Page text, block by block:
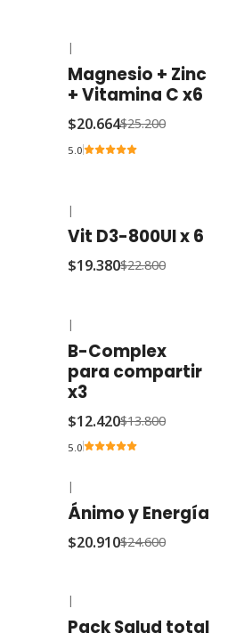
|
Magnesio + Zinc
+ Vitamina C x6
$20.664$25.200
5.0
|
Vit D3-800UI x 6
$19.380$22.800
|
B-Complex
para compartir
x3
$12.420$13.800
5.0
-15% OFF
|
Ánimo y Energía
$20.910$24.600
|
Pack Salud total